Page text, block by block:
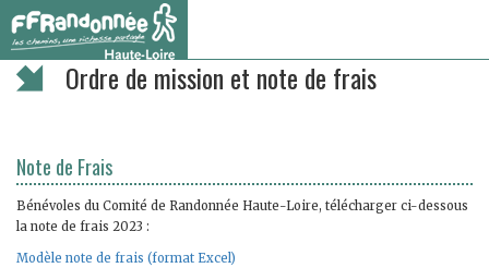
Vous êtes ici :Accueil/Côté clubs
Ordre de mission et note de frais
Note de Frais
Bénévoles du Comité de Randonnée Haute-Loire, télécharger ci-dessous
la note de frais 2023 :
Modèle note de frais (format Excel)